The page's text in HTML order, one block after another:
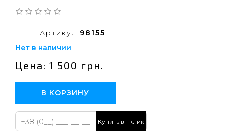
Артикул 98155
Нет в наличии
Цена: 1 500 грн.
В КОРЗИНУ
Купить в 1 клик